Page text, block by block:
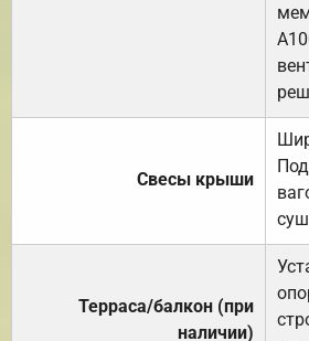
Свесы крыши
Терраса/балкон (при
наличии)